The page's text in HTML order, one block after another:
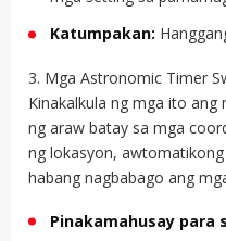
Katumpakan:
3. Mga Astronomic Timer
Kinakalkula ng mga ito
ng araw batay sa mga
ng lokasyon,
habang nagbabago ang
Pinakamahusay para